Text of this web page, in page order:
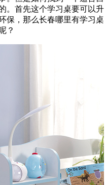
。首先这个学习桌要可以升
保，那么长春哪里有学习桌
？